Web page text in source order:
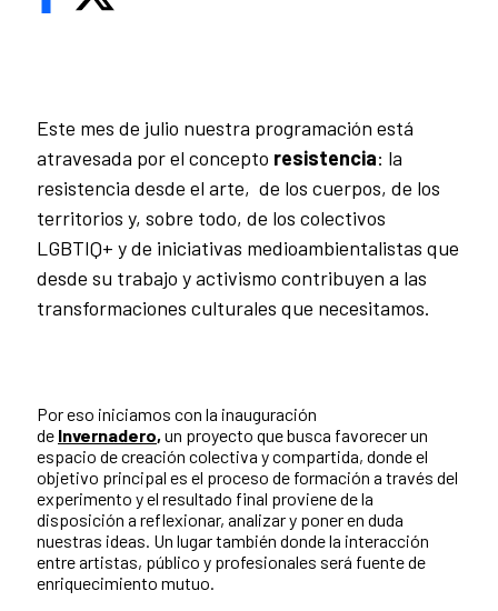
Este mes de julio nuestra programación está
atravesada por el concepto resistencia: la
resistencia desde el arte, de los cuerpos, de los
territorios y, sobre todo, de los colectivos
LGBTIQ+ y de iniciativas medioambientalistas que
desde su trabajo y activismo contribuyen a las
transformaciones culturales que necesitamos.
Por eso iniciamos con la inauguración
de Invernadero, un proyecto que busca favorecer un
espacio de creación colectiva y compartida, donde el
objetivo principal es el proceso de formación a través del
experimento y el resultado final proviene de la
disposición a reflexionar, analizar y poner en duda
nuestras ideas. Un lugar también donde la interacción
entre artistas, público y profesionales será fuente de
enriquecimiento mutuo.